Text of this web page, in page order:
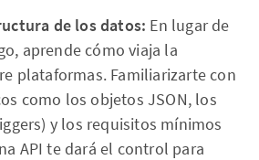
de los datos: En lugar de
aprende cómo viaja la
plataformas. Familiarizarte con
como los objetos JSON, los
y los requisitos mínimos
API te dará el control para